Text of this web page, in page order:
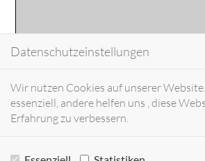
Datenschutzeinstellungen
Wir nutzen Cookies auf unserer
essenziell, andere helfen uns , diese
Erfahrung zu verbessern.